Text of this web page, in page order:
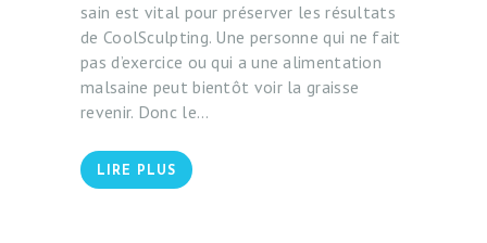
sain est vital pour préserver les résultats
de CoolSculpting. Une personne qui ne fait
pas d’exercice ou qui a une alimentation
malsaine peut bientôt voir la graisse
revenir. Donc le…
LIRE PLUS